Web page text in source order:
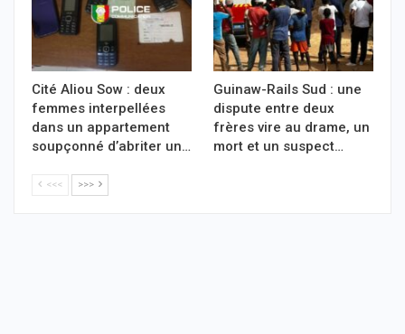
Cité Aliou Sow : deux
femmes interpellées
dans un appartement
soupçonné d’abriter un…
Guinaw-Rails Sud : une
dispute entre deux
frères vire au drame, un
mort et un suspect…
<<< >>>